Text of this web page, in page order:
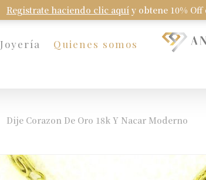
Registrate haciendo clic aquí y obtene 10%
Joyería Quienes somos
Dije Corazon De Oro 18k Y Nacar Moderno